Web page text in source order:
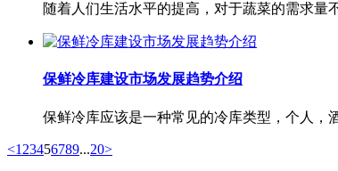
随着人们生活水平的提高，对于蔬菜的需求量
保鲜冷库建设市场发展趋势介绍
保鲜冷库应该是一种常见的冷库类型，个人，
<1 23456789...20>